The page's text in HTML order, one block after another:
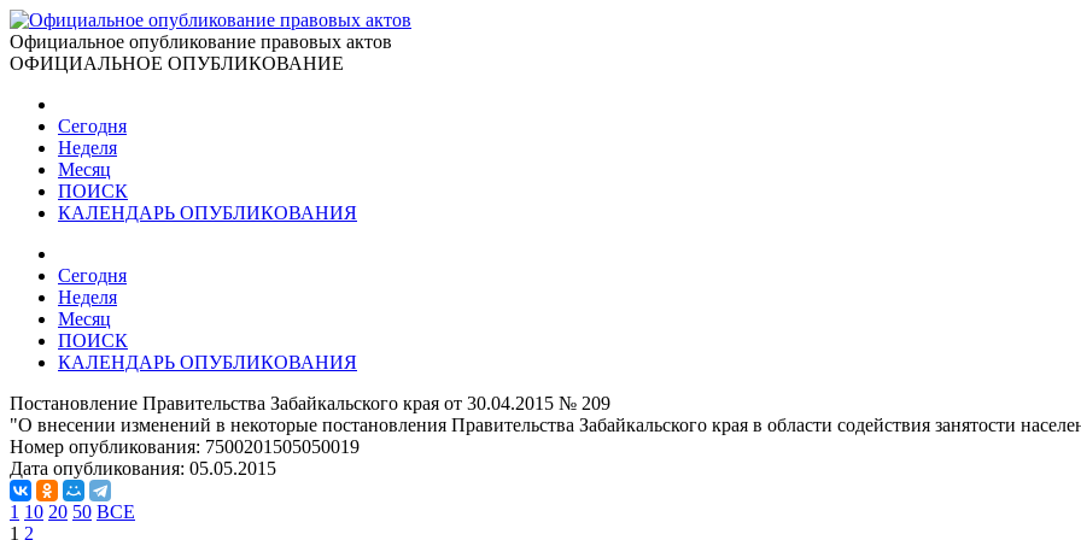
Официальное опубликование правовых актов
ОФИЦИАЛЬНОЕ ОПУБЛИКОВАНИЕ
Сегодня
Неделя
Месяц
ПОИСК
КАЛЕНДАРЬ ОПУБЛИКОВАНИЯ
Сегодня
Неделя
Месяц
ПОИСК
КАЛЕНДАРЬ ОПУБЛИКОВАНИЯ
Постановление Правительства Забайкальского края от 30.04.2015 № 209
"О внесении изменений в некоторые постановления Правительства Забайкальского края в области содействия занятости
Номер опубликования: 7500201505050019
Дата опубликования: 05.05.2015
1 10 20 50 ВСЕ
1 2